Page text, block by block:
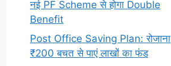
नई PF Scheme से होगा Double
Benefit
Post Office Saving Plan: रोजाना
₹200 बचत से पाएं लाखों का फंड